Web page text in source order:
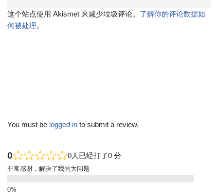
这个站点使用 Akismet 来减少垃圾评论。 了解你的评论数据如
何被处理。
You must be logged in to submit a review.
0 0人已经打了0 分
非常感谢，解决了我的大问题